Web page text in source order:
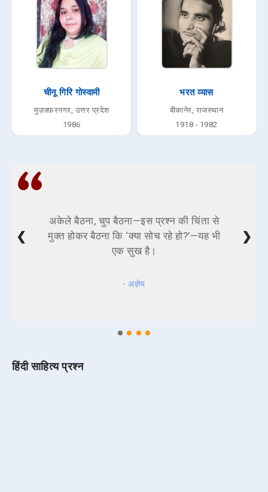
चीनू गिरि गोस्वामी
मुज़फ़्फ़रनगर, उत्तर प्रदेश
1986
भरत व्यास
बीकानेर, राजस्थान
1918 - 1982
अकेले बैठना, चुप बैठना—इस प्रश्न की चिंता से
मुक्त होकर बैठना कि ‘क्या सोच रहे हो?’—यह भी
एक सुख है।
- अज्ञेय
❮ ❯
हिंदी साहित्य प्रश्न